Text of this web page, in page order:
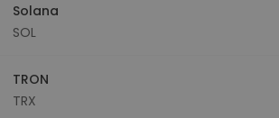
Solana
SOL
TRON
TRX